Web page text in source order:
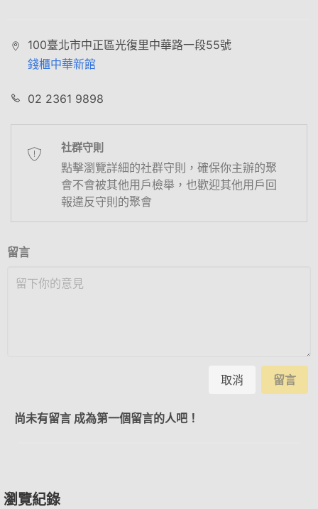
100臺北市中正區光復里中華路一段55號
錢櫃中華新館
02 2361 9898
社群守則
點擊瀏覽詳細的社群守則，確保你主辦的聚
會不會被其他用戶檢舉，也歡迎其他用戶回
報違反守則的聚會
留言
取消 留言
尚未有留言 成為第一個留言的人吧！
瀏覽紀錄